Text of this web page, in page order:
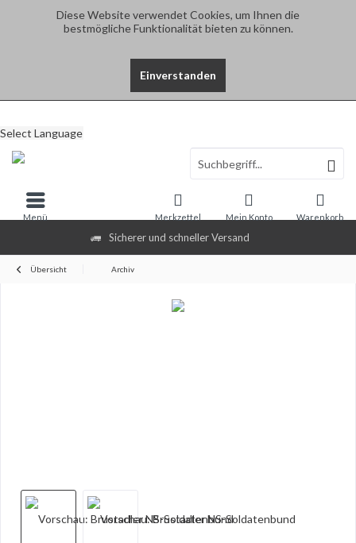
Diese Website verwendet Cookies, um Ihnen die
bestmögliche Funktionalität bieten zu können.
Einverstanden
Sicherer und schneller Versand
Select Language
Warenkorb
Merkzettel Mein Konto
Menü
Übersicht Archiv